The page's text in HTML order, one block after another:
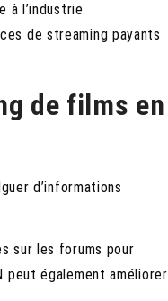
à l’industrie
de streaming payants
de films en
d’informations
sur les forums pour
peut également améliorer